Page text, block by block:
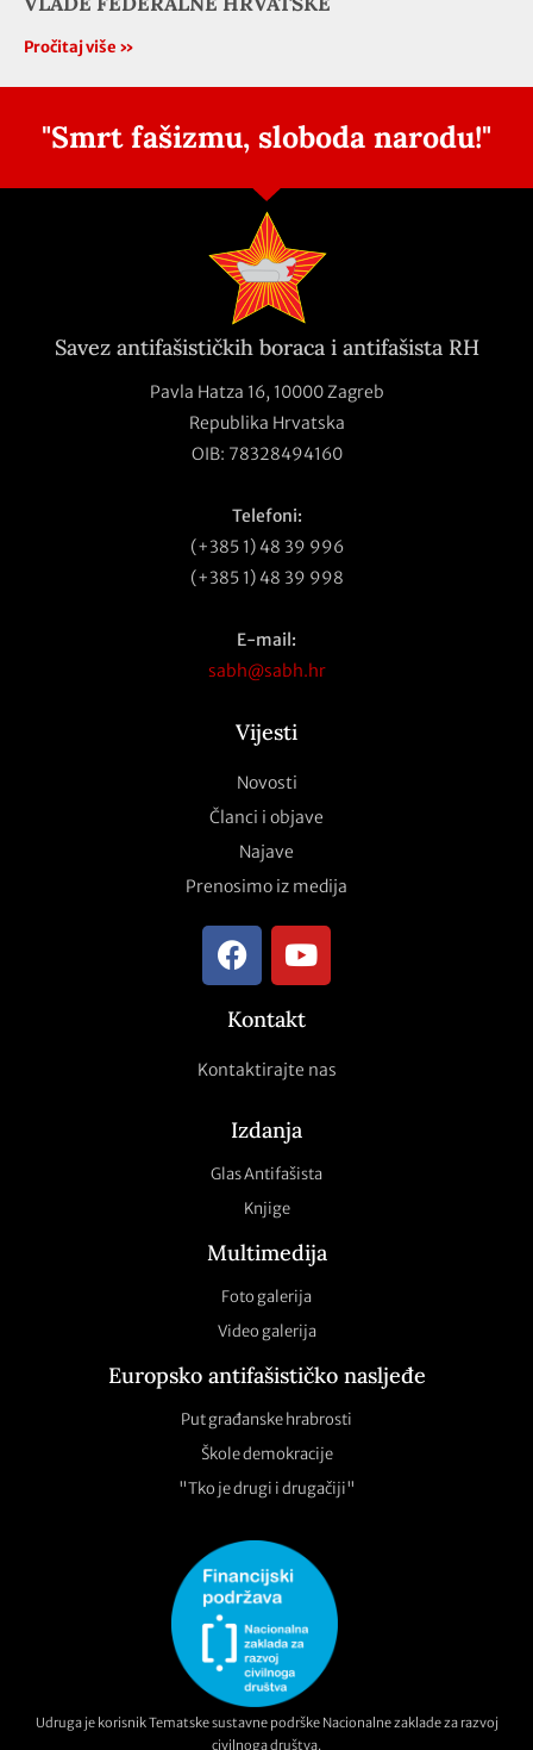
Pročitaj više »
"Smrt fašizmu, sloboda narodu!"
Savez antifašističkih boraca i antifašista RH
Pavla Hatza 16, 10000 Zagreb
Republika Hrvatska
OIB: 78328494160
Telefoni:
(+385 1) 48 39 996
(+385 1) 48 39 998
E-mail:
sabh@sabh.hr
Vijesti
Novosti
Članci i objave
Najave
Prenosimo iz medija
Kontakt
Kontaktirajte nas
Izdanja
Glas Antifašista
Knjige
Multimedija
Foto galerija
Video galerija
Europsko antifašističko nasljeđe
Put građanske hrabrosti
Škole demokracije
"Tko je drugi i drugačiji"
Udruga je korisnik Tematske sustavne podrške Nacionalne zaklade za razvoj
civilnoga društva.